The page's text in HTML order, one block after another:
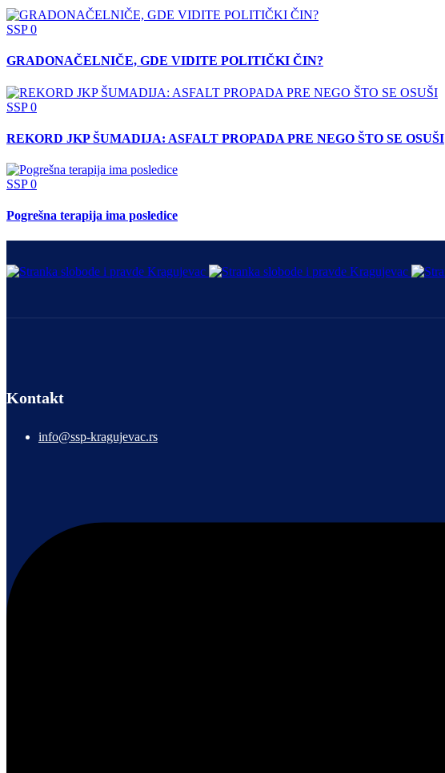
SSP0
GRADONAČELNIČE, GDE VIDITE POLITIČKI ČIN?
SSP0
REKORD JKP ŠUMADIJA: ASFALT PROPADA PRE NEGO ŠTO SE OSUŠI
SSP0
Pogrešna terapija ima posledice
Kontakt
info@ssp-kragujevac.rs